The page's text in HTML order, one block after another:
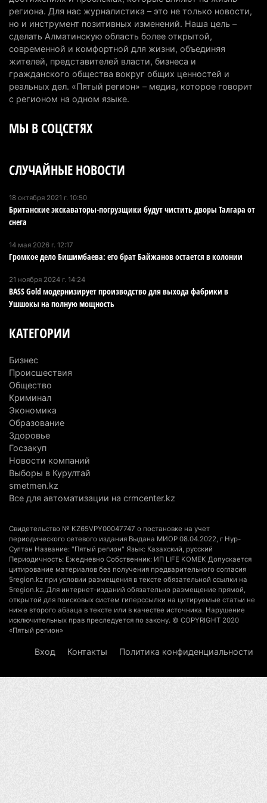
Партия «Әділет» предложила превратить
университеты в центры технологий и новых
рабочих мест
4 августа 2026 г. 15:11
В Алматинской области назначили нового
председателя административного суда
В Алматинской области второй день не могут
4 августа 2026 г. 13:02
В Алматы приостановили лицензии 350
строительным компаниям
4 августа 2026 г. 12:06
В команде акима Алатау новое назначение: кто
4 августа 2026 г. 11:40
Выборы в Курултай: Алматинская область вошла
количеством избирателей
«От экспорта сырья - к сложным
производствам»: партия «Әділет» представила в
Актобе план диверсификации
3 августа 2026 г. 20:46
Солдат-срочник выпал из окна четвертого этажа
казармы в Конаеве
3 августа 2026 г. 18:08
3 августа 2026 г. 16:16 256
Кыргызстан обогнал Казахстан по темпам роста
сельского хозяйства. Что это значит для
Алматинской области
3 августа 2026 г. 15:43 158
На выборах в Курултай можно будет
проголосовать «Против всех»
региона. Для нас журналистика – это не только новости,
но и инструмент позитивных изменений. Наша цель –
сделать Алматинскую область более открытой,
современной и комфортной для жизни, объединяя
жителей, представителей власти, бизнеса и
гражданского общества вокруг общих ценностей и
реальных дел. «Пятый регион» – медиа, которое говорит
с регионом на одном языке.
МЫ В СОЦСЕТЯХ
СЛУЧАЙНЫЕ НОВОСТИ
18 октября 2021 г. 10:50
Британские экскаваторы-погрузщики будут чистить дворы Талгара от
снега
14 мая 2026 г. 12:17
Громкое дело Бишимбаева: его брат Байжанов остается в колонии
21 ноября 2024 г. 14:24
BASS Gold модернизирует производство для выхода фабрики в
Ушшокы на полную мощность
КАТЕГОРИИ
Бизнес
Происшествия
Общество
Криминал
Экономика
Образование
Здоровье
Госзакуп
Новости компаний
Выборы в Курултай
smetmen.kz
Все для автоматизации на crmcenter.kz
Свидетельство № KZ65VPY00047747 о постановке на учет
периодического сетевого издания Выдана МИОР 08.04.2022, г Нур-
Султан Название: "Пятый регион" Язык: Казахский, русский
Периодичность: Ежедневно Собственник: ИП LIFE KOMEK Допускается
цитирование материалов без получения предварительного согласия
5region.kz при условии размещения в тексте обязательной ссылки на
5region.kz. Для интернет-изданий обязательно размещение прямой,
открытой для поисковых систем гиперссылки на цитируемые статьи не
ниже второго абзаца в тексте или в качестве источника. Нарушение
исключительных прав преследуется по закону. © COPYRIGHT 2020
«Пятый регион»
Вход Контакты Политика конфиденциальности